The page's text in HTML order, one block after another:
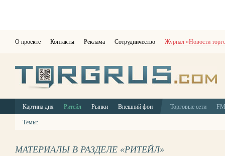
О проекте Контакты Реклама Сотрудничество Журнал «Новости
Картина дня Ритейл Рынки Внешний фон Торговые сети
Темы:
МАТЕРИАЛЫ В РАЗДЕЛЕ «РИТЕЙЛ»